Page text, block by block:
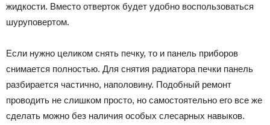
жидкости. Вместо отверток будет удобно воспользоваться
шуруповертом.
Если нужно целиком снять печку, то и панель приборов
снимается полностью. Для снятия радиатора печки панель
разбирается частично, наполовину. Подобный ремонт
проводить не слишком просто, но самостоятельно его все же
сделать можно без наличия особых слесарных навыков.